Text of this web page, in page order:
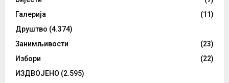
Галерија
(11)
Друштво (4.374)
Занимљивости
(23)
Избори
(22)
ИЗДВОЈЕНО (2.595)